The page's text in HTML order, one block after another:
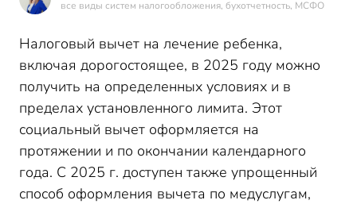
все виды систем налогообложения, бухотчетность, МСФО
Налоговый вычет на лечение ребенка,
включая дорогостоящее, в 2025 году можно
получить на определенных условиях и в
пределах установленного лимита. Этот
социальный вычет оформляется на
протяжении и по окончании календарного
года. С 2025 г. доступен также упрощенный
способ оформления вычета по медуслугам,